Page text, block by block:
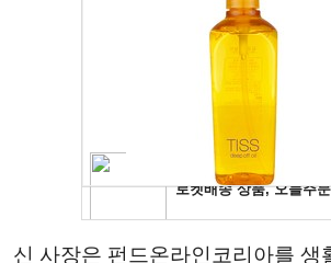
신 사장은 펀드온라인코리아를 생